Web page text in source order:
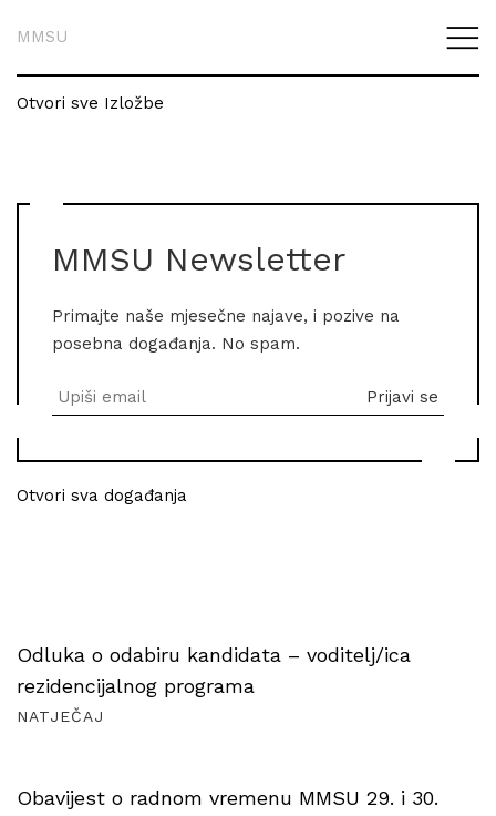
MMSU
Otvori sve Izložbe
MMSU Newsletter
Primajte naše mjesečne najave, i pozive na
posebna događanja. No spam.
Otvori sva događanja
Odluka o odabiru kandidata – voditelj/ica
rezidencijalnog programa
NATJEČAJ
Obavijest o radnom vremenu MMSU 29. i 30.